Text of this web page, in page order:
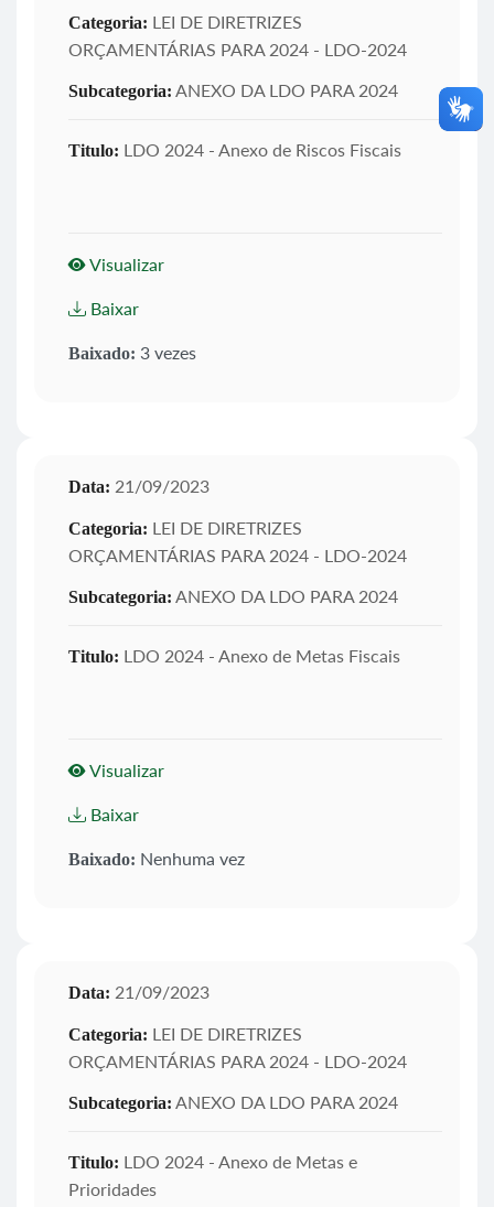
Categoria: LEI DE DIRETRIZES
ORÇAMENTÁRIAS PARA 2024 - LDO-2024
Subcategoria: ANEXO DA LDO PARA 2024
Titulo: LDO 2024 - Anexo de Riscos Fiscais
Visualizar
Baixar
Baixado: 3 vezes
Data: 21/09/2023
Categoria: LEI DE DIRETRIZES
ORÇAMENTÁRIAS PARA 2024 - LDO-2024
Subcategoria: ANEXO DA LDO PARA 2024
Titulo: LDO 2024 - Anexo de Metas Fiscais
Visualizar
Baixar
Baixado: Nenhuma vez
Data: 21/09/2023
Categoria: LEI DE DIRETRIZES
ORÇAMENTÁRIAS PARA 2024 - LDO-2024
Subcategoria: ANEXO DA LDO PARA 2024
Titulo: LDO 2024 - Anexo de Metas e
Prioridades